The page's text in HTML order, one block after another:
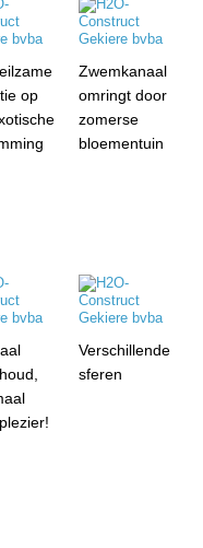
op
Zwemkanaal
omringt door
zomerse
bloementuin
Verschillende
sferen